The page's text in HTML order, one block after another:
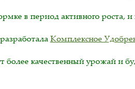
в период активного роста,
Комплексное
более качественный урожай и